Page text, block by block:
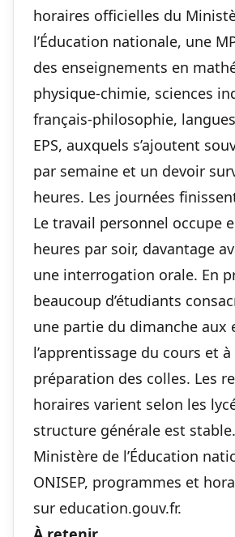
horaires officielles du
l’Éducation nationale, une
des enseignements en
physique-chimie, sciences
français-philosophie,
EPS, auxquels s’ajoutent
par semaine et un devoir
heures. Les journées
Le travail personnel occupe
heures par soir, davantage
une interrogation orale. En
beaucoup d’étudiants
une partie du dimanche aux
l’apprentissage du cours et à
préparation des colles. Les
horaires varient selon les
structure générale est
Ministère de l’Éducation
ONISEP, programmes et
sur education.gouv.fr.